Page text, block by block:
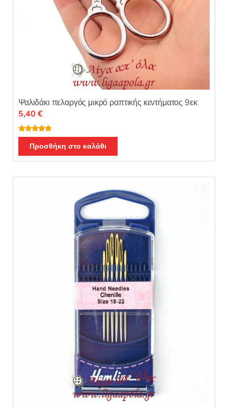
Ψαλιδάκι πελαργός μικρό ραπτικής κεντήματος 9εκ
Βαθμολογή
θηκε με 5.00
από 5
5,40 €
Προσθήκη στο καλάθι